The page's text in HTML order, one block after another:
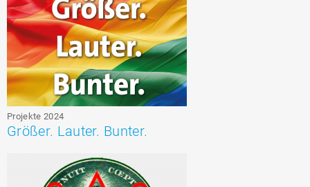
Projekte 2024
Größer. Lauter. Bunter.